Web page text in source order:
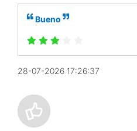
Bueno
28-07-2026 17:26:37